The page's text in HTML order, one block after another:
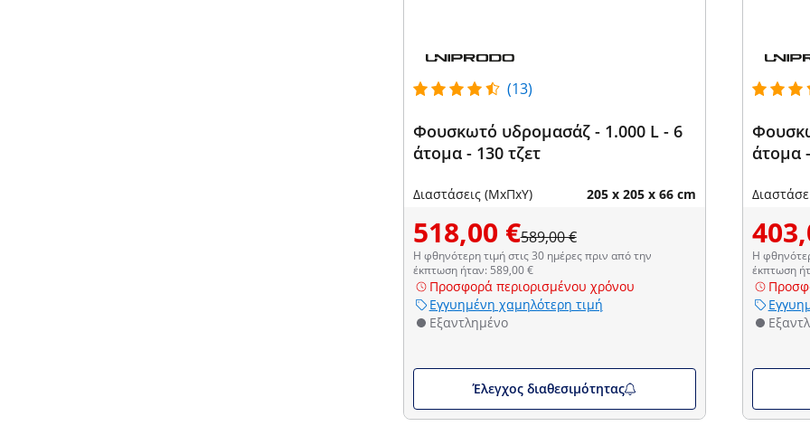
(13)
Φουσκωτό υδρομασάζ - 1.000 L - 6
άτομα - 130 τζετ
Διαστάσεις (ΜxΠxΥ) 205 x 205 x 66 cm
518,00 €589,00 €
Η φθηνότερη τιμή στις 30 ημέρες πριν από την
έκπτωση ήταν: 589,00 €
Προσφορά περιορισμένου χρόνου
Εγγυημένη χαμηλότερη τιμή
Εξαντλημένο
Έλεγχος διαθεσιμότητας
άτομα
Η
έκπτωση